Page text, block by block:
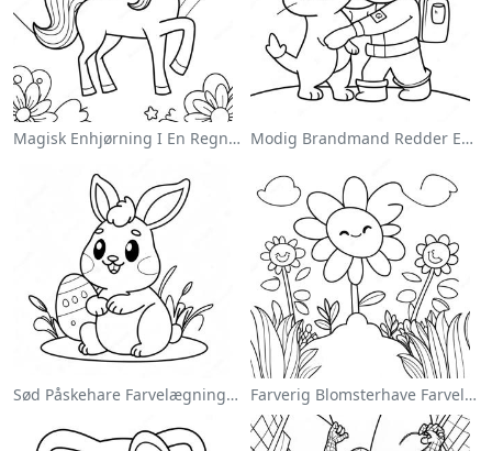
Magisk Enhjørning I En Regnbue Farvelægningsside Modig Brandmand Redder En Kat Farvelægningsside
Sød Påskehare Farvelægningsside Farverig Blomsterhave Farvelægningsside